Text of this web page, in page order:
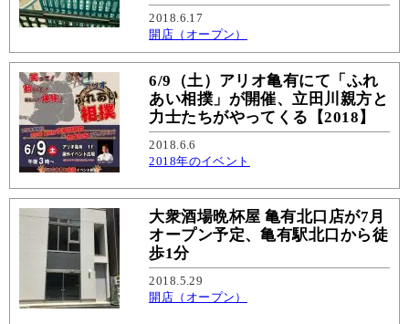
2018.6.17
開店（オープン）
6/9（土）アリオ亀有にて「ふれ
あい相撲」が開催、立田川親方と
力士たちがやってくる【2018】
2018.6.6
2018年のイベント
大衆酒場晩杯屋 亀有北口店が7月
オープン予定、亀有駅北口から徒
歩1分
2018.5.29
開店（オープン）